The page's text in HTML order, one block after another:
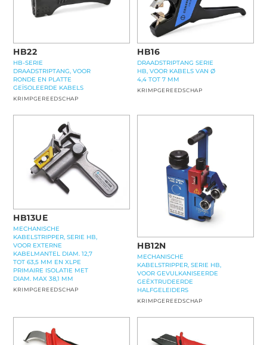
HB22
HB-SERIE
DRAADSTRIPTANG, VOOR
RONDE EN PLATTE
GEÏSOLEERDE KABELS
KRIMPGEREEDSCHAP
HB16
DRAADSTRIPTANG SERIE
HB, VOOR KABELS VAN Ø
4,4 TOT 7 MM
KRIMPGEREEDSCHAP
HB13UE
MECHANISCHE
KABELSTRIPPER, SERIE HB,
VOOR EXTERNE
KABELMANTEL DIAM. 12,7
TOT 63,5 MM EN XLPE
PRIMAIRE ISOLATIE MET
DIAM. MAX 38,1 MM
KRIMPGEREEDSCHAP
HB12N
MECHANISCHE
KABELSTRIPPER, SERIE HB,
VOOR GEVULKANISEERDE
GEËXTRUDEERDE
HALFGELEIDERS
KRIMPGEREEDSCHAP